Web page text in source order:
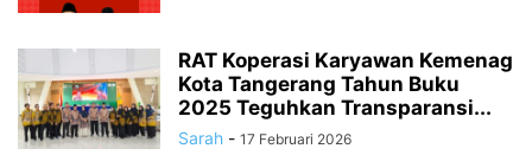
RAT Koperasi Karyawan Kemenag
Kota Tangerang Tahun Buku
2025 Teguhkan Transparansi...
Sarah - 17 Februari 2026